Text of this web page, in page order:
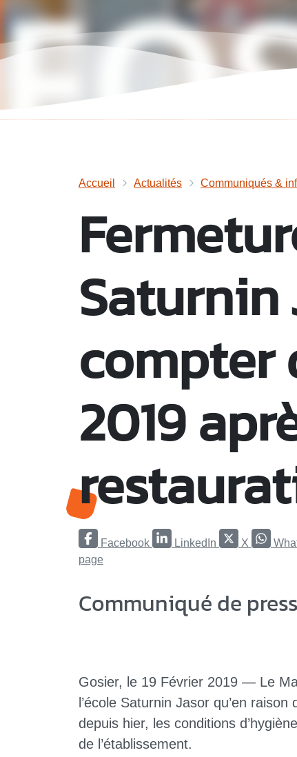
Accueil Actualités Communiqués &
Saturnin
compter
2019
Facebook LinkedIn X
page
Communiqué de
Gosier, le 19 Février 2019 — Le
l’école Saturnin Jasor qu’en
depuis hier, les conditions
de l’établissement.